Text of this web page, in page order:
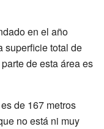
en el año
superficie total de
de esta área es
de 167 metros
no está ni muy